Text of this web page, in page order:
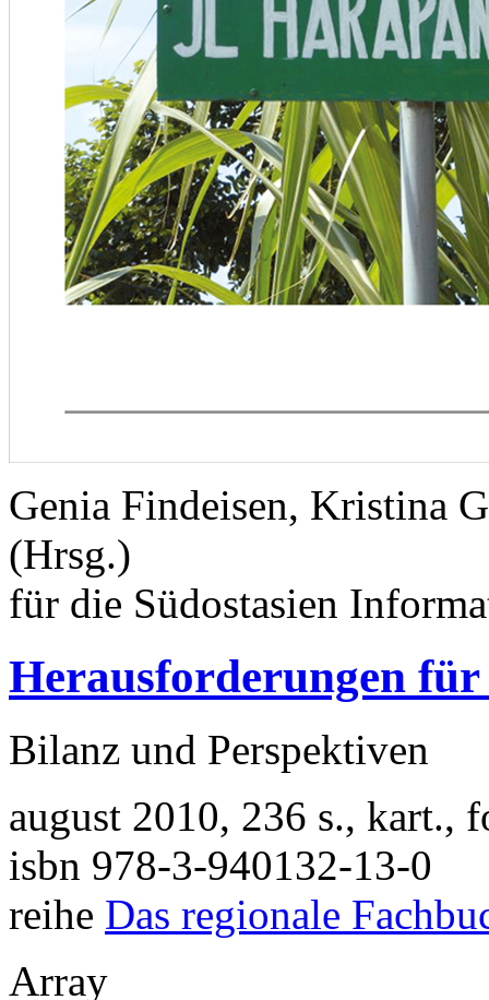
Genia Findeisen, Kristina
(Hrsg.)
für die Südostasien
Herausforderungen
Bilanz und Perspektiven
august 2010, 236 s., kart.,
isbn 978-3-940132-13-0
reihe Das regionale
Array